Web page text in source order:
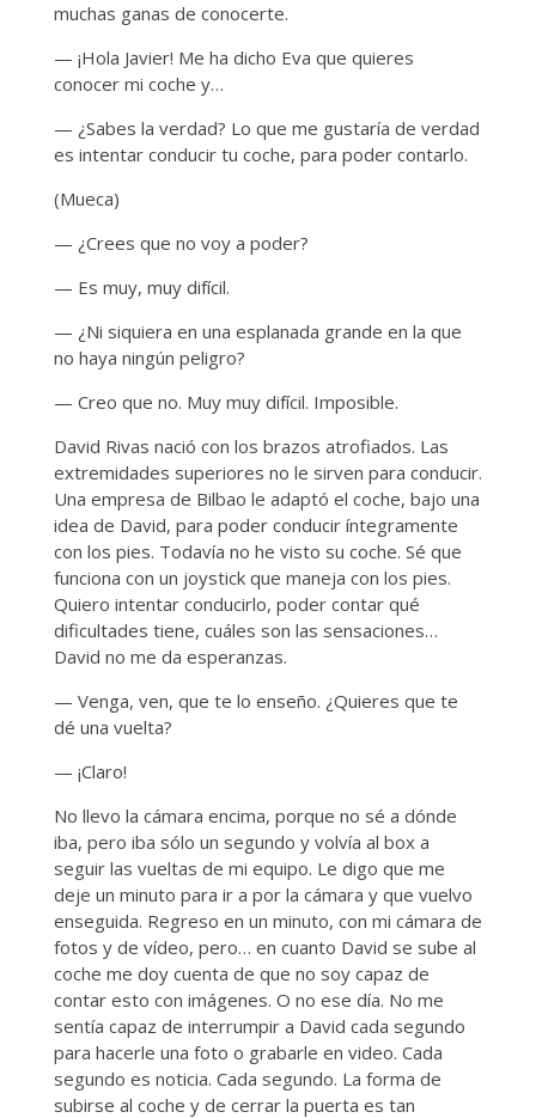
muchas ganas de conocerte.
— ¡Hola Javier! Me ha dicho Eva que quieres
conocer mi coche y…
— ¿Sabes la verdad? Lo que me gustaría de verdad
es intentar conducir tu coche, para poder contarlo.
(Mueca)
— ¿Crees que no voy a poder?
— Es muy, muy difícil.
— ¿Ni siquiera en una esplanada grande en la que
no haya ningún peligro?
— Creo que no. Muy muy difícil. Imposible.
David Rivas nació con los brazos atrofiados. Las
extremidades superiores no le sirven para conducir.
Una empresa de Bilbao le adaptó el coche, bajo una
idea de David, para poder conducir íntegramente
con los pies. Todavía no he visto su coche. Sé que
funciona con un joystick que maneja con los pies.
Quiero intentar conducirlo, poder contar qué
dificultades tiene, cuáles son las sensaciones…
David no me da esperanzas.
— Venga, ven, que te lo enseño. ¿Quieres que te
dé una vuelta?
— ¡Claro!
No llevo la cámara encima, porque no sé a dónde
iba, pero iba sólo un segundo y volvía al box a
seguir las vueltas de mi equipo. Le digo que me
deje un minuto para ir a por la cámara y que vuelvo
enseguida. Regreso en un minuto, con mi cámara de
fotos y de vídeo, pero… en cuanto David se sube al
coche me doy cuenta de que no soy capaz de
contar esto con imágenes. O no ese día. No me
sentía capaz de interrumpir a David cada segundo
para hacerle una foto o grabarle en video. Cada
segundo es noticia. Cada segundo. La forma de
subirse al coche y de cerrar la puerta es tan